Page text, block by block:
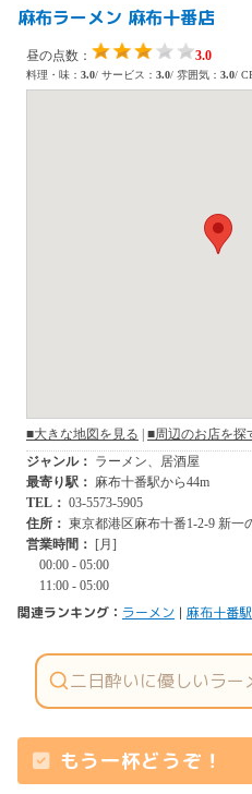
麻布ラーメン 麻布十番店
関連ランキング： ラーメン | 麻布十番駅
もう一杯どうぞ！